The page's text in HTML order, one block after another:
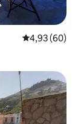
Średnia
4,93 (60)